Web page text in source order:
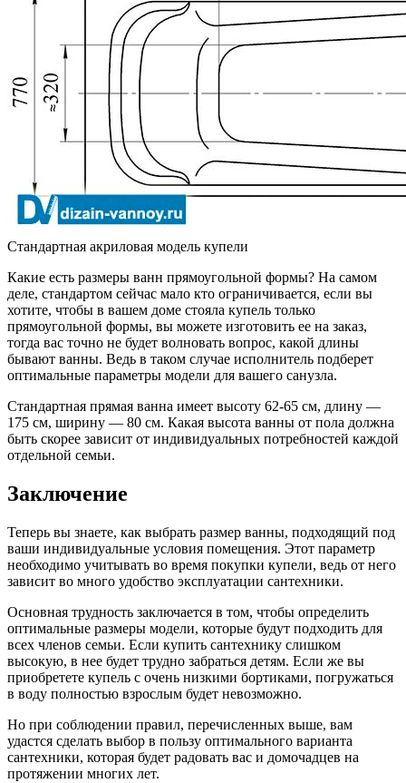
Стандартная акриловая модель купели
Какие есть размеры ванн прямоугольной формы? На самом
деле, стандартом сейчас мало кто ограничивается, если вы
хотите, чтобы в вашем доме стояла купель только
прямоугольной формы, вы можете изготовить ее на заказ,
тогда вас точно не будет волновать вопрос, какой длины
бывают ванны. Ведь в таком случае исполнитель подберет
оптимальные параметры модели для вашего санузла.
Стандартная прямая ванна имеет высоту 62-65 см, длину ―
175 см, ширину ― 80 см. Какая высота ванны от пола должна
быть скорее зависит от индивидуальных потребностей каждой
отдельной семьи.
Заключение
Теперь вы знаете, как выбрать размер ванны, подходящий под
ваши индивидуальные условия помещения. Этот параметр
необходимо учитывать во время покупки купели, ведь от него
зависит во много удобство эксплуатации сантехники.
Основная трудность заключается в том, чтобы определить
оптимальные размеры модели, которые будут подходить для
всех членов семьи. Если купить сантехнику слишком
высокую, в нее будет трудно забраться детям. Если же вы
приобретете купель с очень низкими бортиками, погружаться
в воду полностью взрослым будет невозможно.
Но при соблюдении правил, перечисленных выше, вам
удастся сделать выбор в пользу оптимального варианта
сантехники, которая будет радовать вас и домочадцев на
протяжении многих лет.